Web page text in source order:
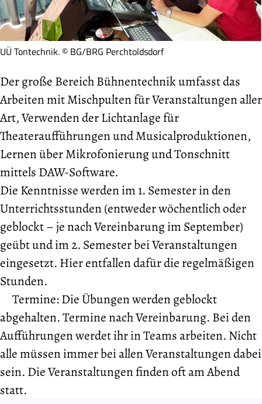
UÜ Tontechnik. © BG/BRG Perchtoldsdorf
Der große Bereich Bühnentechnik umfasst das
Arbeiten mit Mischpulten für Veranstaltungen aller
Art, Verwenden der Lichtanlage für
Theateraufführungen und Musicalproduktionen,
Lernen über Mikrofonierung und Tonschnitt
mittels DAW-Software.
Die Kenntnisse werden im 1. Semester in den
Unterrichtsstunden (entweder wöchentlich oder
geblockt – je nach Vereinbarung im September)
geübt und im 2. Semester bei Veranstaltungen
eingesetzt. Hier entfallen dafür die regelmäßigen
Stunden.
Termine: Die Übungen werden geblockt
abgehalten. Termine nach Vereinbarung. Bei den
Aufführungen werdet ihr in Teams arbeiten. Nicht
alle müssen immer bei allen Veranstaltungen dabei
sein. Die Veranstaltungen finden oft am Abend
statt.